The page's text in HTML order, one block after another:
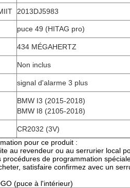
2013DJ5983
puce 49 (HITAG pro)
434 MÉGAHERTZ
Non inclus
signal d'alarme 3 plus
BMW I3 (2015-2018)
BMW I8 (2105-2018)
CR2032 (3V)
pour ce produit :
au revendeur ou au serrurier local
de programmation
satisfaire confirmez avec un
(puce à l'intérieur)